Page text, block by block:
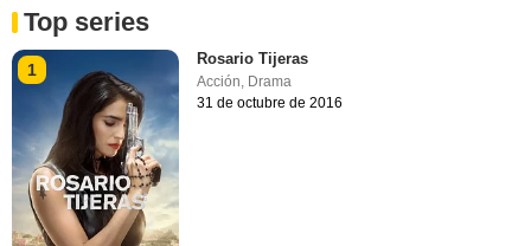
Top series
1
Rosario Tijeras
Acción, Drama
31 de octubre de 2016